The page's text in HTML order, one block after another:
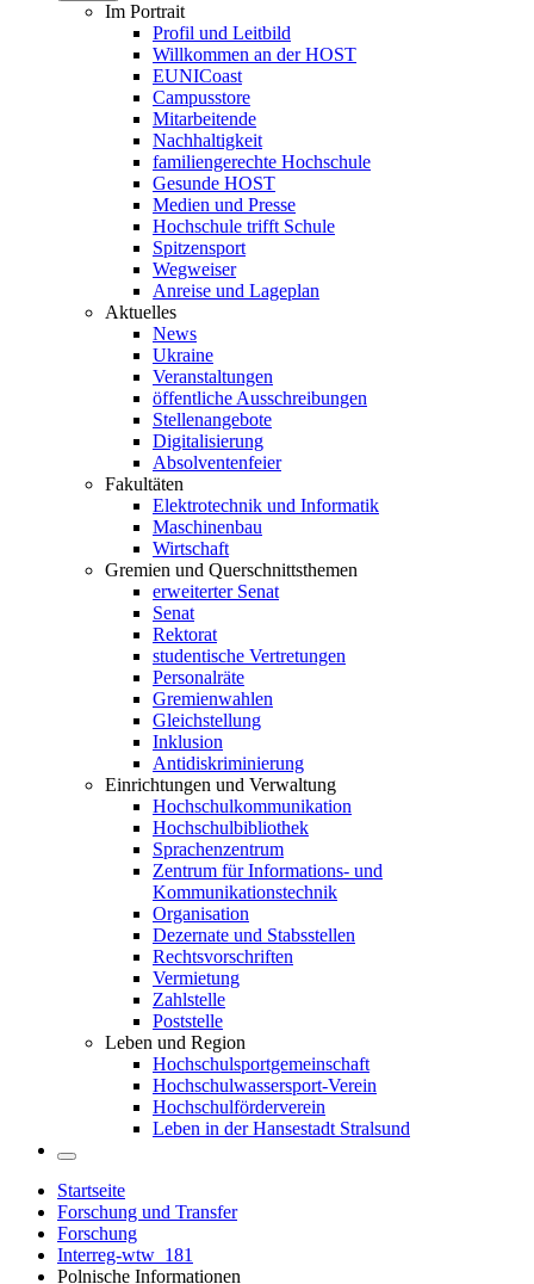
Im Portrait
Profil und Leitbild
Willkommen an der HOST
EUNICoast
Campusstore
Mitarbeitende
Nachhaltigkeit
familiengerechte Hochschule
Gesunde HOST
Medien und Presse
Hochschule trifft Schule
Spitzensport
Wegweiser
Anreise und Lageplan
Aktuelles
News
Ukraine
Veranstaltungen
öffentliche Ausschreibungen
Stellenangebote
Digitalisierung
Absolventenfeier
Fakultäten
Elektrotechnik und Informatik
Maschinenbau
Wirtschaft
Gremien und Querschnittsthemen
erweiterter Senat
Senat
Rektorat
studentische Vertretungen
Personalräte
Gremienwahlen
Gleichstellung
Inklusion
Antidiskriminierung
Einrichtungen und Verwaltung
Hochschulkommunikation
Hochschulbibliothek
Sprachenzentrum
Zentrum für Informations- und
Kommunikationstechnik
Organisation
Dezernate und Stabsstellen
Rechtsvorschriften
Vermietung
Zahlstelle
Poststelle
Leben und Region
Hochschulsportgemeinschaft
Hochschulwassersport-Verein
Hochschulförderverein
Leben in der Hansestadt Stralsund
Startseite
Forschung und Transfer
Forschung
Interreg-wtw_181
Polnische Informationen